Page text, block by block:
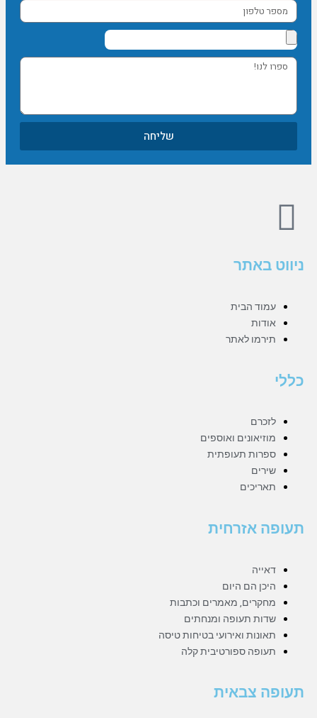
מספר
טלפון
ספרו
שליחה
F
a
e
b
o
o
k
ניווט באתר
עמוד הבית
אודות
תירמו לאתר
כללי
לזכרם
מוזיאונים ואוספים
ספרות תעופתית
שירים
תאריכים
תעופה אזרחית
דאייה
היכן הם היום
מחקרים, מאמרים וכתבות
שדות תעופה ומנחתים
תאונות ואירועי בטיחות טיסה
תעופה ספורטיבית קלה
תעופה צבאית